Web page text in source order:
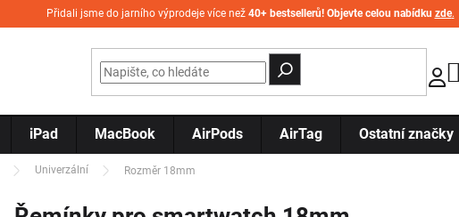
Přidali jsme do jarního výprodeje více než 40+ bestsellerů! Objevte celou nabídku zde.
iPad MacBook AirPods AirTag Ostatní značky
Univerzální Rozměr 18mm